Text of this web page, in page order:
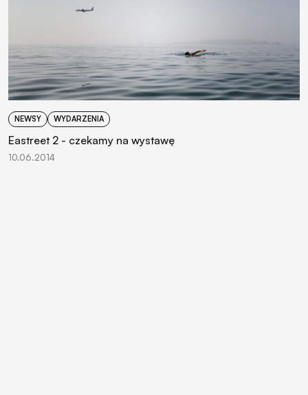
NEWSY WYDARZENIA
Eastreet 2 - czekamy na wystawę
10.06.2014